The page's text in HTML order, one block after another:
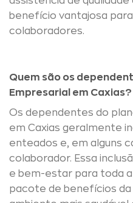
benefício vantajosa
colaboradores.
Quem são os
Empresarial em Caxias?
Os dependentes do
em Caxias geralmente
enteados e, em alguns
colaborador. Essa
e bem-estar para toda
pacote de benefícios